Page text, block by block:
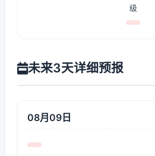
级
未来3天详细预报
08月09日